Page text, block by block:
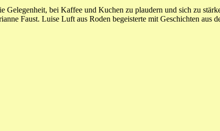
Gelegenheit, bei Kaffee und Kuchen zu plaudern und sich zu
Faust. Luise Luft aus Roden begeisterte mit Geschichten aus